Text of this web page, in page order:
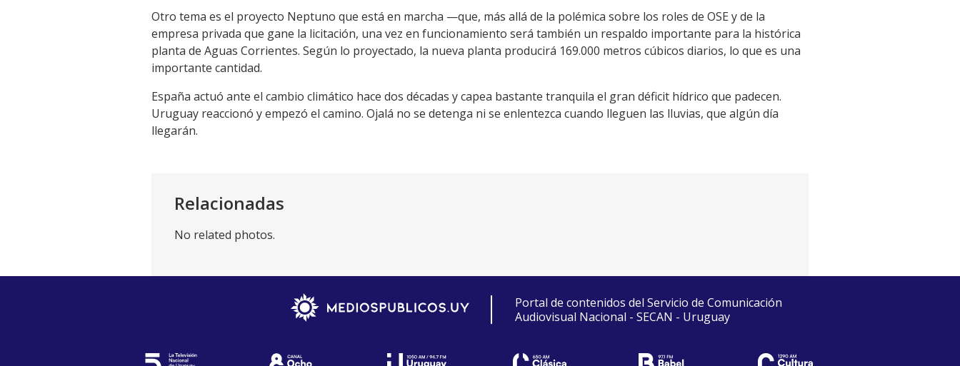
Otro tema es el proyecto Neptuno que está en marcha —que, más allá de la polémica sobre los roles de OSE y de la
empresa privada que gane la licitación, una vez en funcionamiento será también un respaldo importante para la histórica
planta de Aguas Corrientes. Según lo proyectado, la nueva planta producirá 169.000 metros cúbicos diarios, lo que es una
importante cantidad.
España actuó ante el cambio climático hace dos décadas y capea bastante tranquila el gran déficit hídrico que padecen.
Uruguay reaccionó y empezó el camino. Ojalá no se detenga ni se enlentezca cuando lleguen las lluvias, que algún día
llegarán.
Relacionadas
No related photos.
Portal de contenidos del Servicio de Comunicación
Audiovisual Nacional - SECAN - Uruguay